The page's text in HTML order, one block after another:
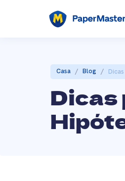
Casa / Blog /
Dicas